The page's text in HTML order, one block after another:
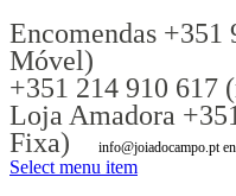
Encomendas +351
Móvel)
+351 214 910 617
Loja Amadora
Fixa)
info@joiadocampo.pt
Select menu item